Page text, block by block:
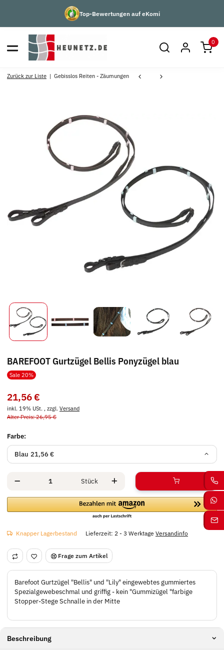
Top-Bewertungen auf eKomi
0
Zurück zur Liste Gebisslos Reiten - Zäumungen
BAREFOOT Gurtzügel Bellis Ponyzügel blau
Sale 20%
21,56 €
inkl. 19% USt. , zzgl. Versand
Alter Preis: 26,95 €
Farbe:
Blau 21,56 €
Stück
Knapper Lagerbestand Lieferzeit: 2 - 3 Werktage Versandinfo
Frage zum Artikel
Barefoot Gurtzügel "Bellis" und "Lily" eingewebtes gummiertes
Spezialgewebeschmal und griffig - kein "Gummizügel "farbige
Stopper-Stege Schnalle in der Mitte
Beschreibung